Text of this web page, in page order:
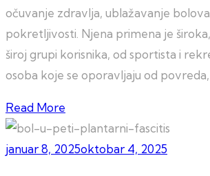
očuvanje zdravlja, ublažavanje
pokretljivosti. Njena primena je
široj grupi korisnika, od sportista i
osoba koje se oporavljaju od
Read More
januar 8, 2025oktobar 4, 2025